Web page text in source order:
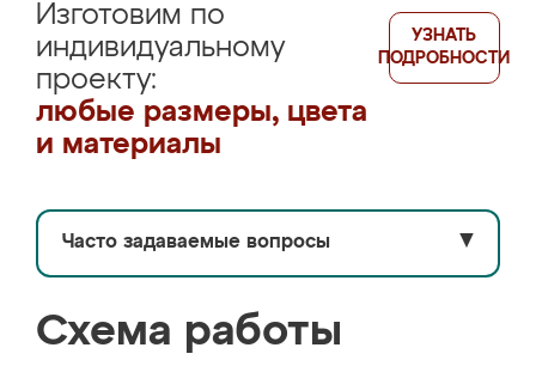
Изготовим по
индивидуальному
проекту:
любые размеры, цвета
и материалы
УЗНАТЬ
ПОДРОБНОСТИ
Часто задаваемые вопросы ▼
Схема работы